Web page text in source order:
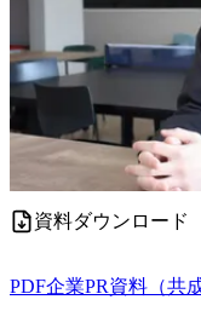
資料ダウンロード
PDF企業PR資料（共